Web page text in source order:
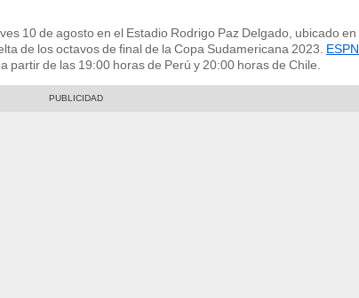
10 de agosto en el Estadio Rodrigo Paz Delgado, ubicado en
de los octavos de final de la Copa Sudamericana 2023. ESPN
partir de las 19:00 horas de Perú y 20:00 horas de Chile.